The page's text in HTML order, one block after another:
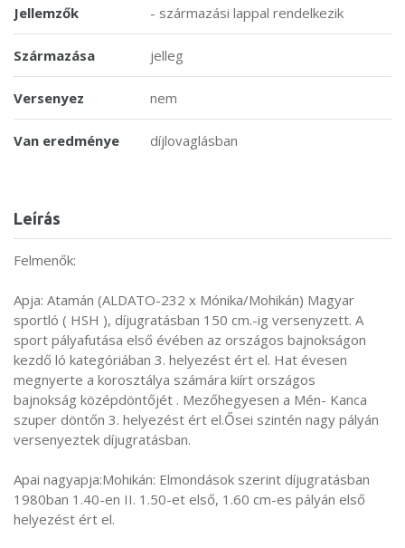
Jellemzők - származási lappal rendelkezik
Származása jelleg
Versenyez nem
Van eredménye díjlovaglásban
Leírás
Felmenők:
Apja: Atamán (ALDATO-232 x Mónika/Mohikán) Magyar
sportló ( HSH ), díjugratásban 150 cm.-ig versenyzett. A
sport pályafutása első évében az országos bajnokságon
kezdő ló kategóriában 3. helyezést ért el. Hat évesen
megnyerte a korosztálya számára kiírt országos
bajnokság középdöntőjét . Mezőhegyesen a Mén- Kanca
szuper döntőn 3. helyezést ért el.Ősei szintén nagy pályán
versenyeztek díjugratásban.
Apai nagyapja:Mohikán: Elmondások szerint díjugratásban
1980ban 1.40-en II. 1.50-et első, 1.60 cm-es pályán első
helyezést ért el.